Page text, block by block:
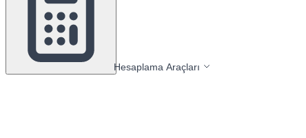
Hesaplama Araçları